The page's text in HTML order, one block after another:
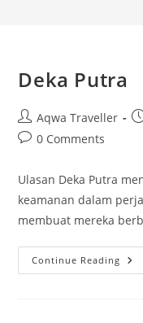
Deka Putra
Post
author:
Aqwa Traveller
Post0 Comments
Ulasan Deka Putra
keamanan dalam
membuat mereka
Continue Reading Deka